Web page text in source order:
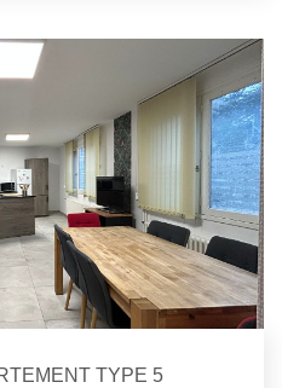
situé à proximité
des écoles et des transports.
Agent
TYPE 5